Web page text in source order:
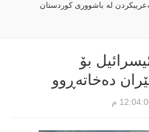
لە باشووری کوردستان
بۆ
دەخاتەڕوو